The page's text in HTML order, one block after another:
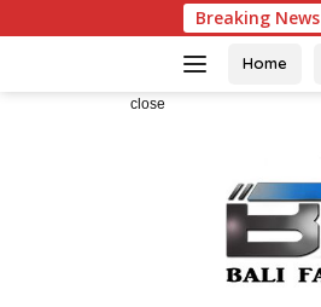
to
Breaking News
Home
close